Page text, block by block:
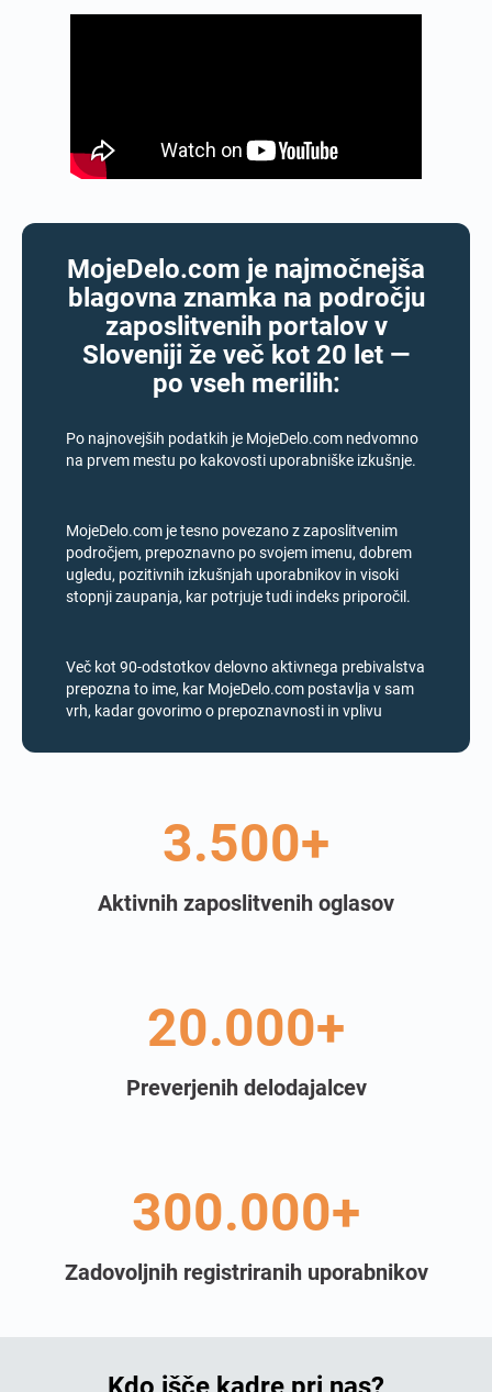
MojeDelo.com je najmočnejša
blagovna znamka na področju
zaposlitvenih portalov v
Sloveniji že več kot 20 let —
po vseh merilih:
Po najnovejših podatkih je MojeDelo.com nedvomno
na prvem mestu po kakovosti uporabniške izkušnje.
MojeDelo.com je tesno povezano z zaposlitvenim
področjem, prepoznavno po svojem imenu, dobrem
ugledu, pozitivnih izkušnjah uporabnikov in visoki
stopnji zaupanja, kar potrjuje tudi indeks priporočil.
Več kot 90-odstotkov delovno aktivnega prebivalstva
prepozna to ime, kar MojeDelo.com postavlja v sam
vrh, kadar govorimo o prepoznavnosti in vplivu
3.500+
Aktivnih zaposlitvenih oglasov
20.000+
Preverjenih delodajalcev
300.000+
Zadovoljnih registriranih uporabnikov